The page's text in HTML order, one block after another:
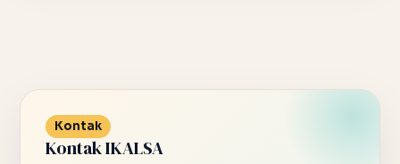
Kontak
Kontak IKALSA